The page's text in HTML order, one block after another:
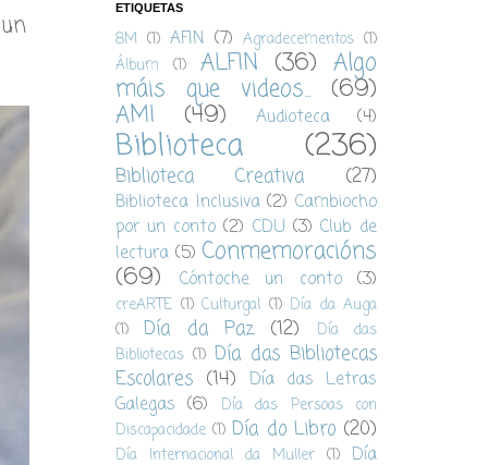
ETIQUETAS
8M (1) AFIN (7) Agradecementos (1)
Álbum
(1) ALFIN (36) Algo
máis que videos... (69)
AMI (49) Audioteca (4)
Biblioteca (236)
Biblioteca Creativa (27)
Biblioteca Inclusiva (2) Cambiocho
por un conto (2) CDU (3) Club de
lectura (5) Conmemoracións
(69) Cóntoche un conto (3)
creARTE (1) Culturgal (1) Día da Auga
(1)
Día da Paz (12)
Día das
Bibliotecas (1) Día das Bibliotecas
Escolares (14) Día das Letras
Galegas (6)
Día das Persoas con
Discapacidade (1) Día do Libro (20)
Día Internacional da Muller (1) Día